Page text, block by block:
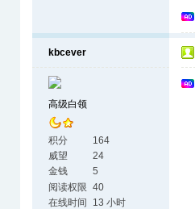
kbcever
高级白领
积分
164
威望
24
金钱
5
阅读权限 40
在线时间
13 小时